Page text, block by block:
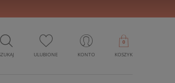
ULUBIONE KONTO KOSZYK
0